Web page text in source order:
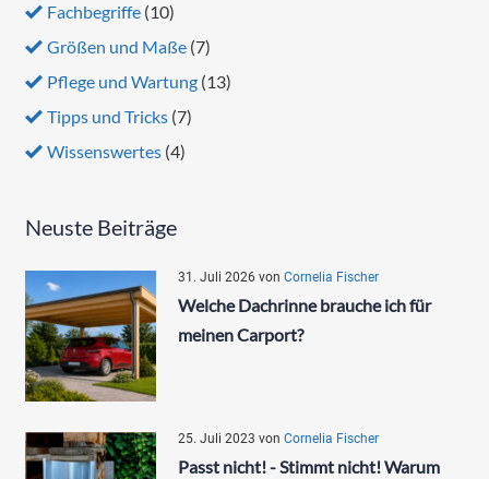
Fachbegriffe (10)
Größen und Maße (7)
Pflege und Wartung (13)
Tipps und Tricks (7)
Wissenswertes (4)
Neuste Beiträge
31. Juli 2026 von Cornelia Fischer
Welche Dachrinne brauche ich für
meinen Carport?
25. Juli 2023 von Cornelia Fischer
Passt nicht! - Stimmt nicht! Warum